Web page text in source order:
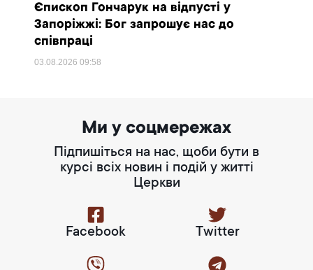
Єпископ Гончарук на відпусті у
Запоріжжі: Бог запрошує нас до
співпраці
03.08.202609:58
Ми у соцмережах
Підпишіться на нас, щоби бути в
курсі всіх новин і подій у житті
Церкви
Facebook Twitter